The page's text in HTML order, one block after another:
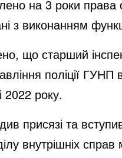
на 3 роки права
з виконанням
що старший
поліції ГУНП
2022 року.
присязі та
внутрішніх